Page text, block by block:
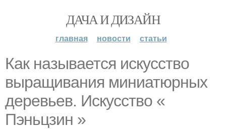
ДАЧА И ДИЗАЙН
главная новости статьи
Как называется искусство
выращивания миниатюрных
деревьев. Искусство «
Пэньцзин »